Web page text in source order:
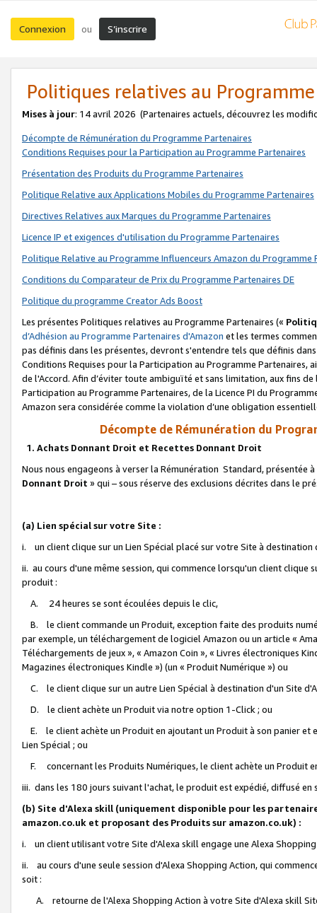
Connexion ou S’inscrire
Politiques relatives au
Mises à jour: 14 avril 2026 (Partenaires actuels, découvrez les
Décompte de Rémunération du Programme Partenaires
Conditions Requises pour la Participation au Programme Partenaires
Présentation des Produits du Programme Partenaires
Politique Relative aux Applications Mobiles du Programme Partenaires
Directives Relatives aux Marques du Programme Partenaires
Licence IP et exigences d'utilisation du Programme Partenaires
Politique Relative au Programme Influenceurs Amazon du Programme
Conditions du Comparateur de Prix du Programme Partenaires DE
Politique du programme Creator Ads Boost
Les présentes Politiques relatives au Programme Partenaires («
d’Adhésion au Programme Partenaires d'Amazon et les termes
pas définis dans les présentes, devront s'entendre tels que définis
Conditions Requises pour la Participation au Programme Partenaires,
de l'Accord. Afin d’éviter toute ambiguïté et sans limitation, aux fins
Participation au Programme Partenaires, de la Licence PI du
Amazon sera considérée comme la violation d’une obligation
Décompte de Rémunération du
1. Achats Donnant Droit et Recettes Donnant Droit
Nous nous engageons à verser la Rémunération Standard, présentée
Donnant Droit » qui – sous réserve des exclusions décrites dans le
(a) Lien spécial sur votre Site :
i. un client clique sur un Lien Spécial placé sur votre Site à destination
ii. au cours d'une même session, qui commence lorsqu'un client
produit :
A. 24 heures se sont écoulées depuis le clic,
B. le client commande un Produit, exception faite des produits
par exemple, un téléchargement de logiciel Amazon ou un article «
Téléchargements de jeux », « Amazon Coin », « Livres électroniques
Magazines électroniques Kindle ») (un « Produit Numérique ») ou
C. le client clique sur un autre Lien Spécial à destination d'un Site
D. le client achète un Produit via notre option 1-Click ; ou
E. le client achète un Produit en ajoutant un Produit à son panier et
Lien Spécial ; ou
F. concernant les Produits Numériques, le client achète un Produit
iii. dans les 180 jours suivant l'achat, le produit est expédié, diffusé
(b) Site d'Alexa skill (uniquement disponible pour les
amazon.co.uk et proposant des Produits sur amazon.co.uk) :
i. un client utilisant votre Site d'Alexa skill engage une Alexa
ii. au cours d'une seule session d'Alexa Shopping Action, qui
soit :
A. retourne de l'Alexa Shopping Action à votre Site d'Alexa skill